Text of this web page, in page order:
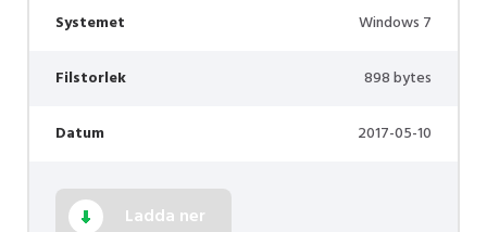
Systemet Windows 7
Filstorlek 898 bytes
Datum 2017-05-10
Ladda ner